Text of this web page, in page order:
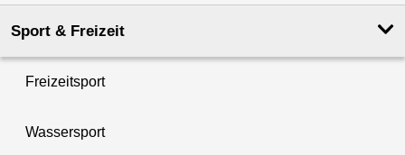
Sport & Freizeit
Freizeitsport
Wassersport